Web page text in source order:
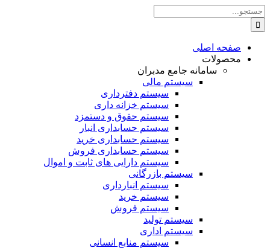
Skip
to
content
جستجو
برای:
صفحه اصلی
محصولات
سامانه جامع مدبران
سیستم مالی
سیستم دفترداری
سیستم خزانه داری
سیستم حقوق و دستمزد
سیستم حسابداری انبار
سیستم حسابداری خرید
سیستم حسابداری فروش
سیستم دارایی های ثابت و اموال
سیستم بازرگانی
سیستم انبارداری
سیستم خرید
سیستم فروش
سیستم تولید
سیستم اداری
سیستم منابع انسانی